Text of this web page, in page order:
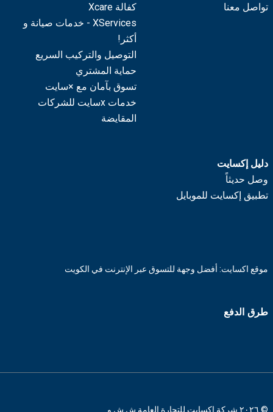
تواصل معنا
كفالة Xcare
XServices - خدمات صيانة و
أكثر!
التوصيل والتركيب السريع
حماية المشتري
تسوق بآمان مع ×سايت
خدمات xسايت للشركات
المقايضة
دليل إكسايت
وصل حديثاً
تطبيق إكسايت للموبايل
موقع اكسايت: أفضل وجهة للتسوق عبر الإنترنت في الكويت
طرق الدفع
© ٢٠٢٦ شركة اكسايت للتجارة العامة ش.ش.و